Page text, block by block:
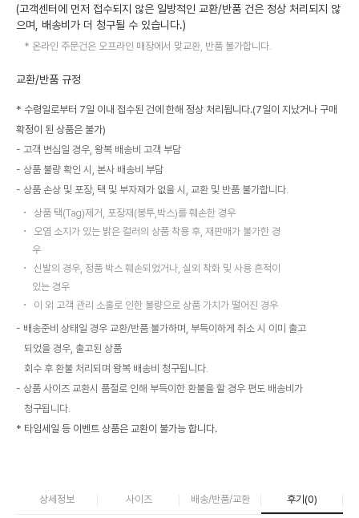
(고객센터에 먼저 접수되지 않은 일방적인 교환/반품 건은 정상 처리되지 않
으며, 배송비가 더 청구될 수 있습니다.)
온라인 주문건은 오프라인 매장에서 맞교환, 반품 불가합니다.
교환/반품 규정
* 수령일로부터 7일 이내 접수된 건에 한해 정상 처리됩니다.(7일이 지났거나 구매
확정이 된 상품은 불가)
고객 변심일 경우, 왕복 배송비 고객 부담
상품 불량 확인 시, 본사 배송비 부담
상품 손상 및 포장, 택 및 부자재가 없을 시, 교환 및 반품 불가합니다.
상품 택(Tag)제거, 포장재(봉투,박스)를 훼손한 경우
오염 소지가 있는 밝은 컬러의 상품 착용 후, 재판매가 불가한 경
우
신발의 경우, 정품 박스 훼손되었거나, 실외 착화 및 사용 흔적이
있는 경우
이 외 고객 관리 소홀로 인한 불량으로 상품 가치가 떨어진 경우
배송준비 상태일 경우 교환/반품 불가하며, 부득이하게 취소 시 이미 출고
되었을 경우, 출고된 상품
회수 후 환불 처리되며 왕복 배송비 청구됩니다.
상품 사이즈 교환시 품절로 인해 부득이한 환불을 할 경우 편도 배송비가
청구됩니다.
* 타임세일 등 이벤트 상품은 교환이 불가능 합니다.
상세정보 사이즈 배송/반품/교환 후기(0)